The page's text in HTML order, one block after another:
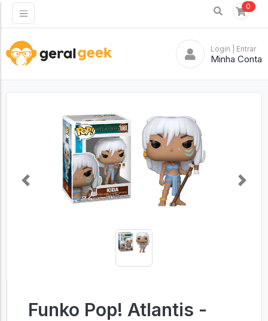
0
Login | Entrar
Minha Conta
Previous Next
Funko Pop! Atlantis -